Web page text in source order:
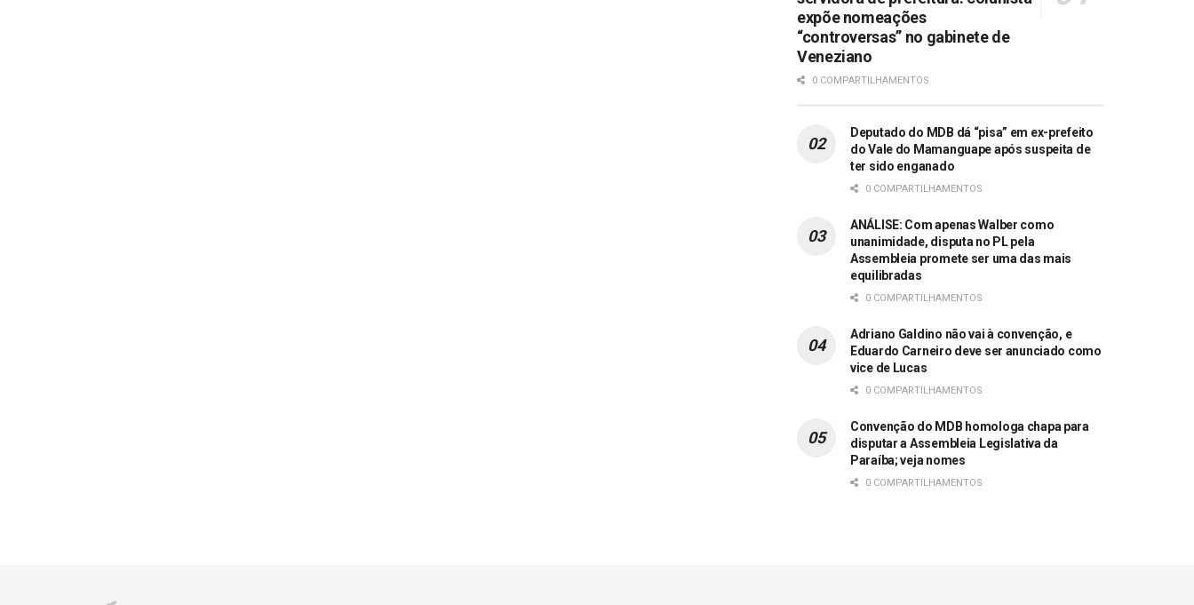
expõe nomeações
“controversas” no gabinete de
Veneziano
0 COMPARTILHAMENTOS
Deputado do MDB dá “pisa” em ex-prefeito
do Vale do Mamanguape após suspeita de
ter sido enganado
0 COMPARTILHAMENTOS
ANÁLISE: Com apenas Walber como
unanimidade, disputa no PL pela
Assembleia promete ser uma das mais
equilibradas
0 COMPARTILHAMENTOS
Adriano Galdino não vai à convenção, e
Eduardo Carneiro deve ser anunciado como
vice de Lucas
0 COMPARTILHAMENTOS
Convenção do MDB homologa chapa para
disputar a Assembleia Legislativa da
Paraíba; veja nomes
0 COMPARTILHAMENTOS